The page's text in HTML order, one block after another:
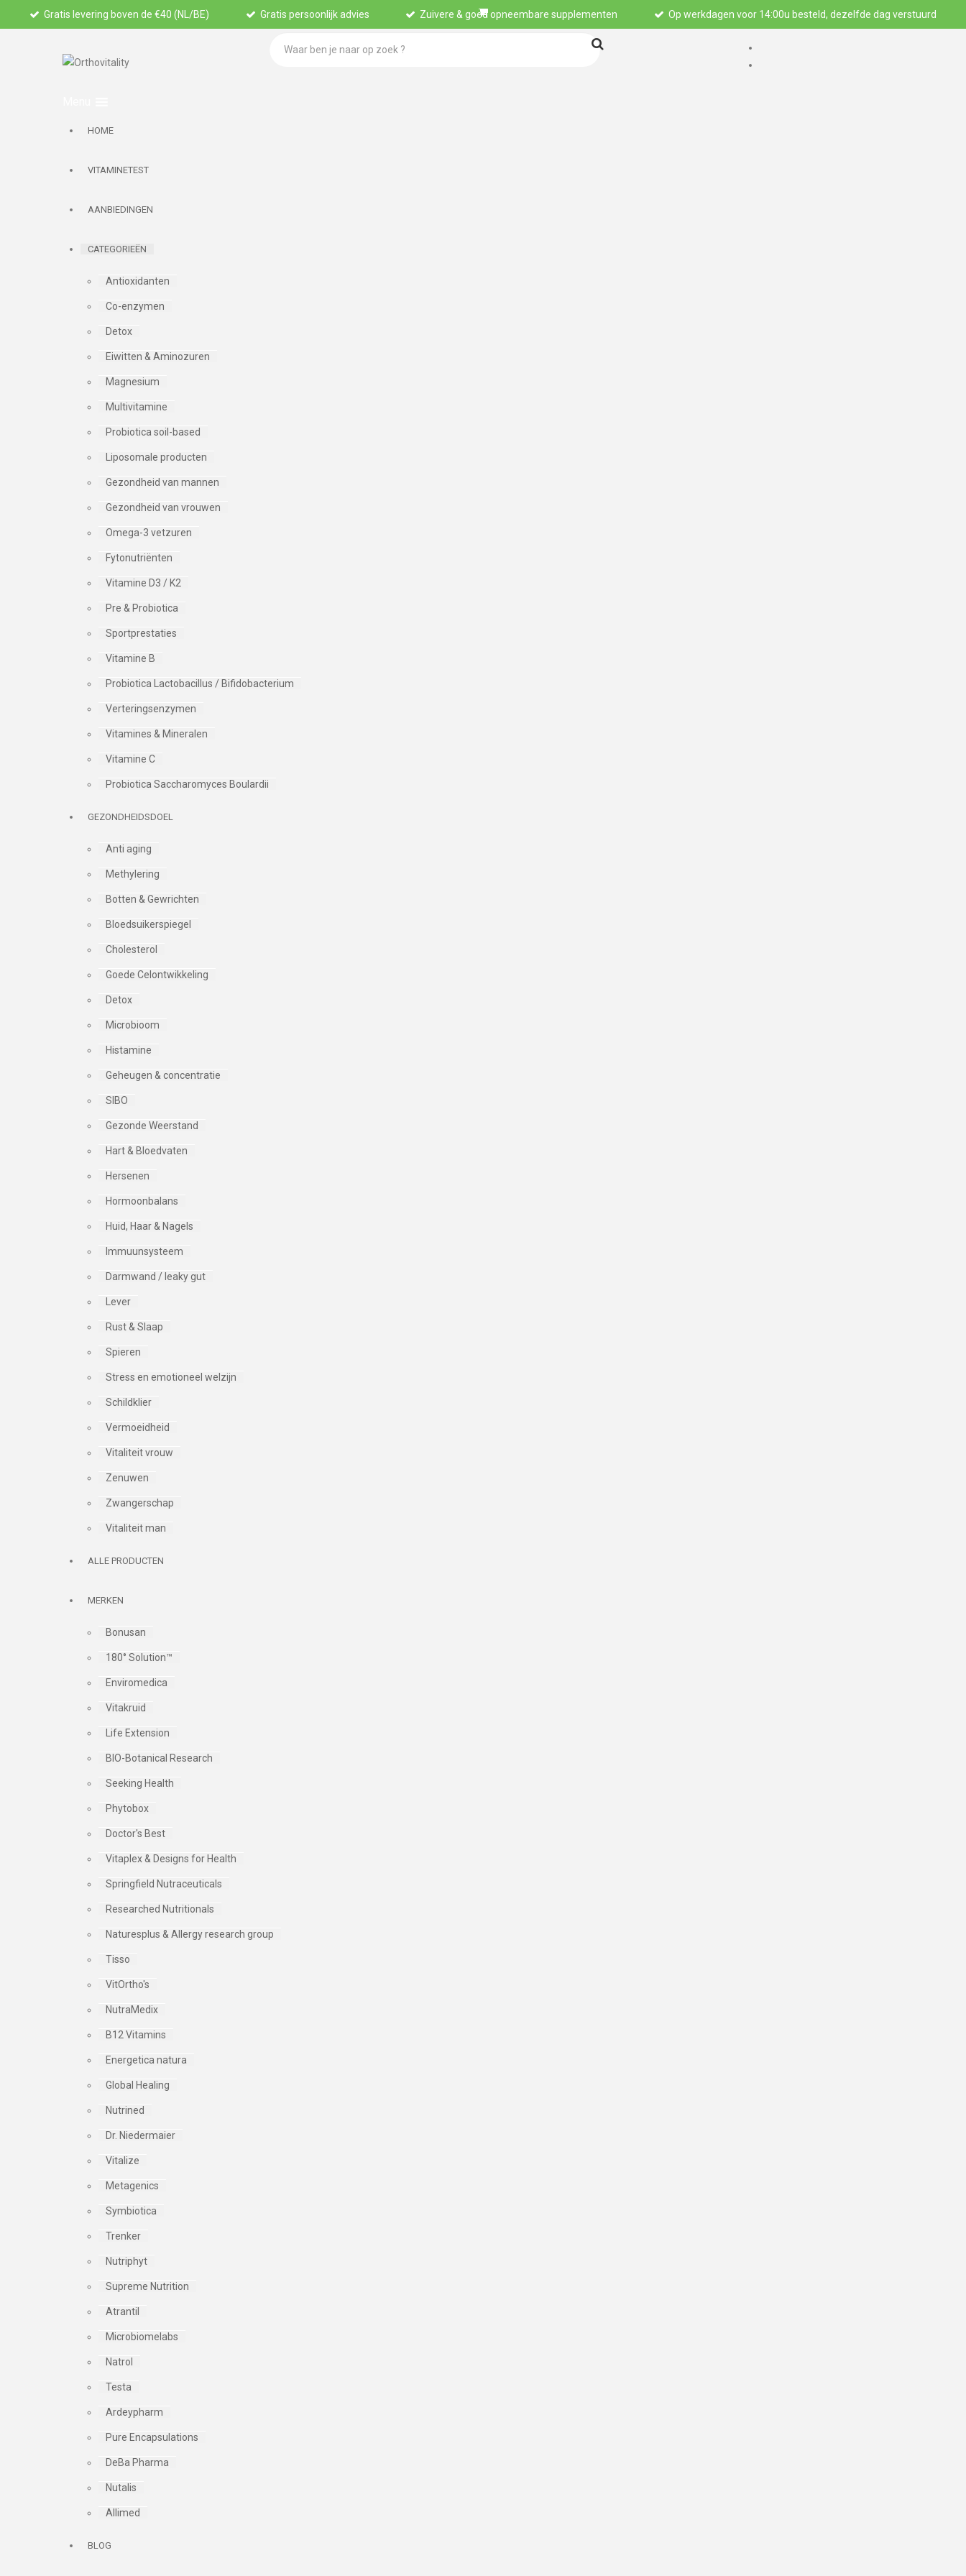
Gratis levering boven de €40 (NL/BE) Gratis persoonlijk advies Zuivere & goed opneembare supplementen Op werkdagen voor 14:00u besteld, dezelfde dag verstuurd
HOME
VITAMINETEST
AANBIEDINGEN
CATEGORIEËN
Antioxidanten
Co-enzymen
Detox
Eiwitten & Aminozuren
Magnesium
Multivitamine
Probiotica soil-based
Liposomale producten
Gezondheid van mannen
Gezondheid van vrouwen
Omega-3 vetzuren
Fytonutriënten
Vitamine D3 / K2
Pre & Probiotica
Sportprestaties
Vitamine B
Probiotica Lactobacillus / Bifidobacterium
Verteringsenzymen
Vitamines & Mineralen
Vitamine C
Probiotica Saccharomyces Boulardii
GEZONDHEIDSDOEL
Anti aging
Methylering
Botten & Gewrichten
Bloedsuikerspiegel
Cholesterol
Goede Celontwikkeling
Detox
Microbioom
Histamine
Geheugen & concentratie
SIBO
Gezonde Weerstand
Hart & Bloedvaten
Hersenen
Hormoonbalans
Huid, Haar & Nagels
Immuunsysteem
Darmwand / leaky gut
Lever
Rust & Slaap
Spieren
Stress en emotioneel welzijn
Schildklier
Vermoeidheid
Vitaliteit vrouw
Zenuwen
Zwangerschap
Vitaliteit man
ALLE PRODUCTEN
MERKEN
Bonusan
180° Solution™
Enviromedica
Vitakruid
Life Extension
BIO-Botanical Research
Seeking Health
Phytobox
Doctor's Best
Vitaplex & Designs for Health
Springfield Nutraceuticals
Researched Nutritionals
Naturesplus & Allergy research group
Tisso
VitOrtho's
NutraMedix
B12 Vitamins
Energetica natura
Global Healing
Nutrined
Dr. Niedermaier
Vitalize
Metagenics
Symbiotica
Trenker
Nutriphyt
Supreme Nutrition
Atrantil
Microbiomelabs
Natrol
Testa
Ardeypharm
Pure Encapsulations
DeBa Pharma
Nutalis
Allimed
BLOG